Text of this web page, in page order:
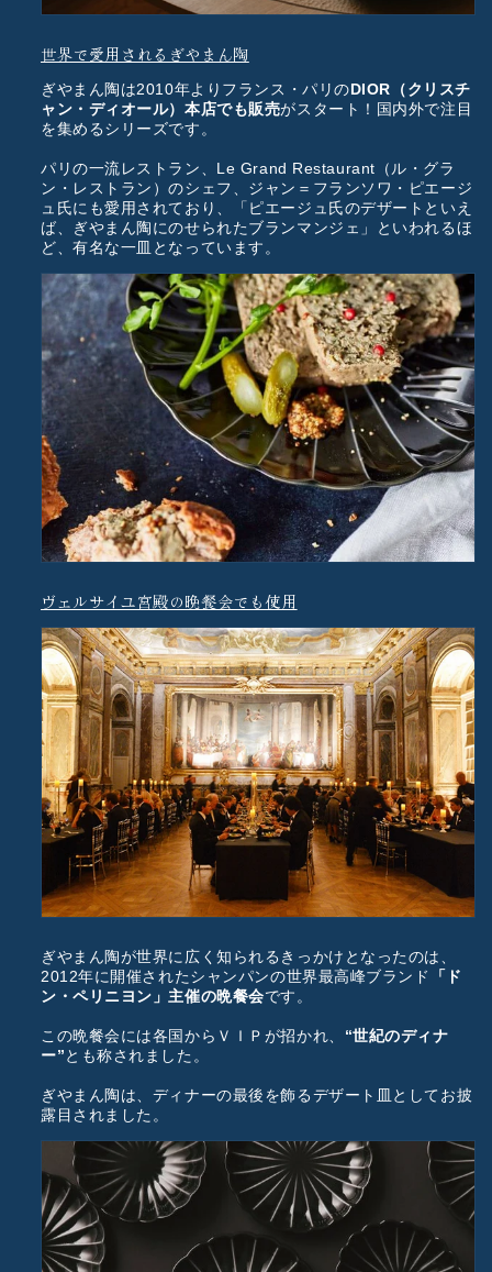
世界で愛用されるぎやまん陶
ぎやまん陶は2010年よりフランス・パリのDIOR（クリスチ
ャン・ディオール）本店でも販売がスタート！国内外で注目
を集めるシリーズです。
パリの一流レストラン、Le Grand Restaurant（ル・グラ
ン・レストラン）のシェフ、ジャン＝フランソワ・ピエージ
ュ氏にも愛用されており、「ピエージュ氏のデザートといえ
ば、ぎやまん陶にのせられたブランマンジェ」といわれるほ
ど、有名な一皿となっています。
ヴェルサイユ宮殿の晩餐会でも使用
ぎやまん陶が世界に広く知られるきっかけとなったのは、
2012年に開催されたシャンパンの世界最高峰ブランド
「ド
ン・ペリニヨン」主催の晩餐会です。
この晩餐会には各国からＶＩＰが招かれ、 “世紀のディナ
ー”とも称されました。
ぎやまん陶は、ディナーの最後を飾るデザート皿としてお披
露目されました。